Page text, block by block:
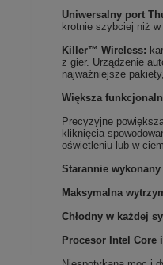
Uniwersalny port
krotnie szybciej niż
Killer™ Wireless:
z gier. Urządzenie
najważniejsze
Większa
Precyzyjne
kliknięcia
oświetleniu lub w
Starannie
Maksymalna
Chłodny w każdej
Procesor Intel Core